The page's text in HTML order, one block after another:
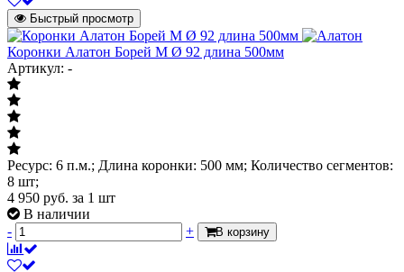
Быстрый просмотр
Коронки Алатон Борей М Ø 92 длина 500мм
Артикул: -
Ресурс: 6 п.м.; Длина коронки: 500 мм; Количество сегментов:
8 шт;
4 950 руб. за 1 шт
В наличии
-
+ В корзину